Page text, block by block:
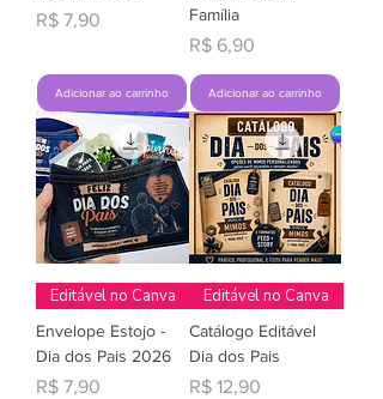
Preço
R$ 7,90
Adicionar ao carrinho
Família
Preço
R$ 6,90
Adicionar ao carrinho
Editável no Canva
Envelope Estojo -
Dia dos Pais 2026
Preço
R$ 7,90
Editável no Canva
Catálogo Editável
Dia dos Pais
Preço
R$ 12,90